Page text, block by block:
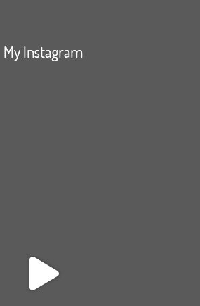
My Instagram